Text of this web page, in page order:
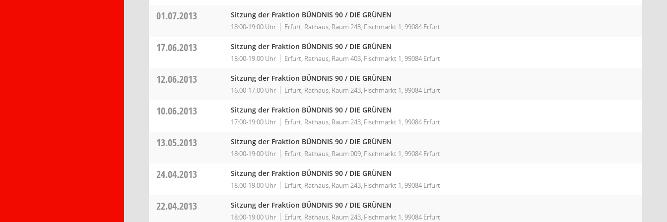
01.07.2013 Sitzung der Fraktion BÜNDNIS 90 / DIE GRÜNEN
18:00-19:00 Uhr Erfurt, Rathaus, Raum 243, Fischmarkt 1, 99084 Erfurt
17.06.2013 Sitzung der Fraktion BÜNDNIS 90 / DIE GRÜNEN
18:00-19:00 Uhr Erfurt, Rathaus, Raum 403, Fischmarkt 1, 99084 Erfurt
12.06.2013 Sitzung der Fraktion BÜNDNIS 90 / DIE GRÜNEN
16:00-17:00 Uhr Erfurt, Rathaus, Raum 243, Fischmarkt 1, 99084 Erfurt
10.06.2013 Sitzung der Fraktion BÜNDNIS 90 / DIE GRÜNEN
17:00-19:00 Uhr Erfurt, Rathaus, Raum 243, Fischmarkt 1, 99084 Erfurt
13.05.2013 Sitzung der Fraktion BÜNDNIS 90 / DIE GRÜNEN
18:00-19:00 Uhr Erfurt, Rathaus, Raum 009, Fischmarkt 1, 99084 Erfurt
24.04.2013 Sitzung der Fraktion BÜNDNIS 90 / DIE GRÜNEN
18:00-19:00 Uhr Erfurt, Rathaus, Raum 243, Fischmarkt 1, 99084 Erfurt
22.04.2013 Sitzung der Fraktion BÜNDNIS 90 / DIE GRÜNEN
18:00-19:00 Uhr Erfurt, Rathaus, Raum 243, Fischmarkt 1, 99084 Erfurt